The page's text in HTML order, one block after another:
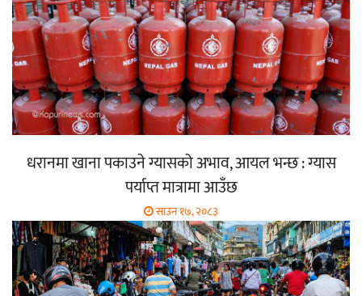
धरानमा खाना पकाउने ग्यासको अभाव, आयल भन्छ : ग्यास
पर्याप्त मात्रामा आउँछ
साउन १७, २०८३